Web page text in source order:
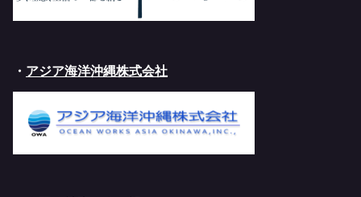
・ アジア海洋沖縄株式会社